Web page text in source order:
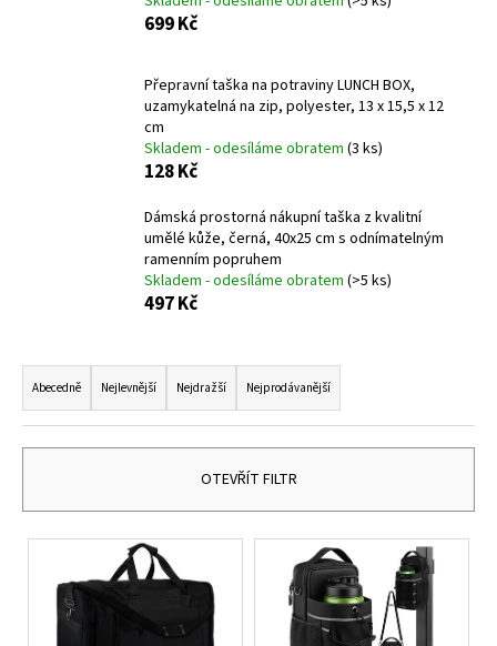
699 Kč
Přepravní taška na potraviny LUNCH BOX,
uzamykatelná na zip, polyester, 13 x 15,5 x 12
cm
Skladem - odesíláme obratem (3 ks)
128 Kč
Dámská prostorná nákupní taška z kvalitní
umělé kůže, černá, 40x25 cm s odnímatelným
ramenním popruhem
Skladem - odesíláme obratem (>5 ks)
497 Kč
Ř
a
z
e
í
p
Abecedně Nejlevnější Nejdražší Nejprodávanější
OTEVŘÍT FILTR
V